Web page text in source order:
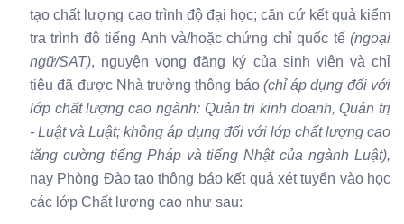
tạo chất lượng cao trình độ đại học; căn cứ kết quả kiểm
tra trình độ tiếng Anh và/hoặc chứng chỉ quốc tế (ngoại
ngữ/SAT), nguyện vọng đăng ký của sinh viên và chỉ
tiêu đã được Nhà trường thông báo (chỉ áp dụng đối với
lớp chất lượng cao ngành: Quản trị kinh doanh, Quản trị
- Luật và Luật; không áp dụng đối với lớp chất lượng cao
tăng cường tiếng Pháp và tiếng Nhật của ngành Luật),
nay Phòng Đào tạo thông báo kết quả xét tuyển vào học
các lớp Chất lượng cao như sau: